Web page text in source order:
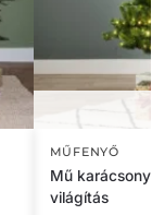
MŰFENYŐ
Mű
világítás